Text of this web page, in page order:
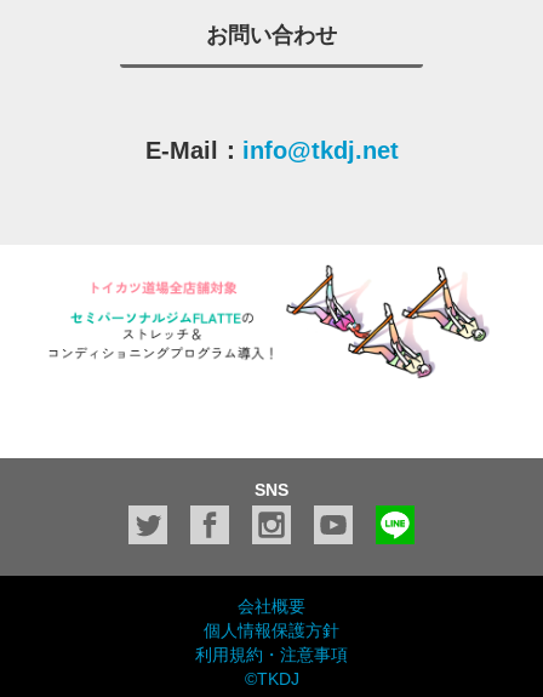
お問い合わせ
E-Mail： info@tkdj.net
SNS
会社概要
個人情報保護方針
利用規約・注意事項
©TKDJ